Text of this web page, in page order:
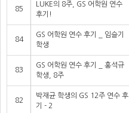
85
LUKE의 8주, GS 어학원 연수
후기!
84
GS 어학원 연수 후기 _ 임슬기
학생
83
GS 어학원 연수 후기 _ 홍석규
학생, 8주
82
박재균 학생의 GS 12주 연수 후
기 - 2